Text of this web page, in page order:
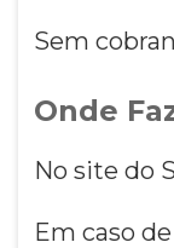
Sem
Onde
No site do
Em caso